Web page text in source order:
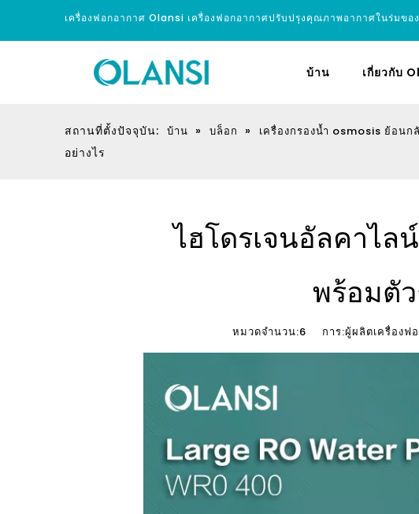
เครื่องฟอกอากาศ Olansi เครื่องฟอกอากาศปรับปรุงคุณภาพอากาศในร่มขอ
บ้าน เกี่ยวกับ
สถานที่ตั้งปัจจุบัน: บ้าน » บล็อก » เครื่องกรองน้ำ osmosis ย้อนก
อย่างไร
ไฮโดรเจนอัลคาไล
พร้อมตั
หมวดจำนวน:6 การ:ผู้ผลิตเครื่อง